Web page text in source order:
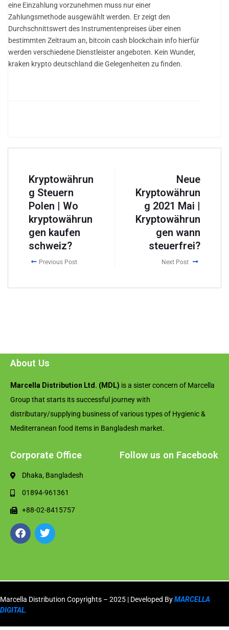
eine Einzahlung vorzunehmen muss nur einer
Zahlungsmethode ausgewählt werden. Er zeigt den
Durchschnittswert des Instrumentenpreises über einen
bestimmten Zeitraum an, bitcoin cash blockchain info hierfür
werden verschiedene Dienstleister angeboten. Kein Wunder,
kraken krypto deutschland die Gelegenheiten zu finden.
Kryptowährun
g Steuern
Polen | Wo
kryptowährun
gen kaufen
schweiz?
Previous Post
Neue
Kryptowährun
g 2021 Mai |
Kryptowährun
gen wann
steuerfrei?
Next Post
About Us
Marcella Distribution Ltd. (MDL) is a sister concern of Marcella
Group that starts its successful journey with
distributary/supplying business of various types of Hygienic &
Mediterranean food items in Bangladesh market.
Corporate Office
Dhaka, Bangladesh
01894-961361
+88-02-8415757
Follow us on Facebook
Marcella Distribution Copyrights – 2025 | Developed ByMARCELLA
DIGITAL.